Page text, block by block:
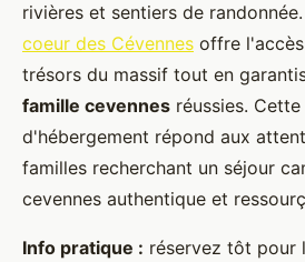
rivières et sentiers de
coeur des Cévennes offre
trésors du massif tout en
famille cevennes réussies.
d'hébergement répond aux
familles recherchant un séjour
cevennes authentique et
Info pratique : réservez tôt pour